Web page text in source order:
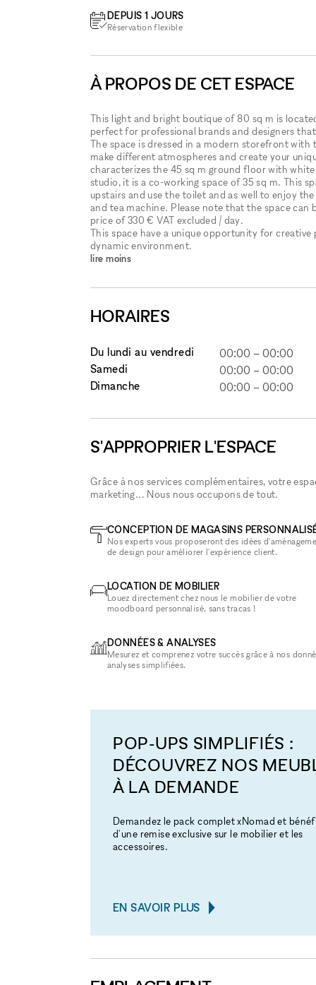
DEPUIS 1 JOURS
Réservation flexible
À PROPOS DE CET ESPACE
This light and bright boutique of 80 sq m is
perfect for professional brands and designers
The space is dressed in a modern storefront
make different atmospheres and create your
characterizes the 45 sq m ground floor with
studio, it is a co-working space of 35 sq m. This
upstairs and use the toilet and as well to enjoy
and tea machine. Please note that the space
price of 330 € VAT excluded / day.
This space have a unique opportunity for
dynamic environment.
lire moins
HORAIRES
Du lundi au vendredi 00:00 –00:00
Samedi
00:00 –00:00
Dimanche
00:00 –00:00
S'APPROPRIER L'ESPACE
Grâce à nos services complémentaires, votre
marketing... Nous nous occupons de tout.
CONCEPTION DE MAGASINS
Nos experts vous proposeront des idées
de design pour améliorer l'expérience client.
LOCATION DE MOBILIER
Louez directement chez nous le mobilier de votre
moodboard personnalisé, sans tracas !
DONNÉES & ANALYSES
Mesurez et comprenez votre succès grâce à nos
analyses simplifiées.
POP-UPS SIMPLIFIÉS :
DÉCOUVREZ NOS
À LA DEMANDE
Demandez le pack complet xNomad et
d'une remise exclusive sur le mobilier et les
accessoires.
EN SAVOIR PLUS